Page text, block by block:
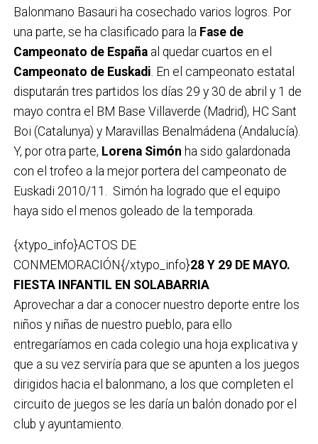
Balonmano Basauri ha cosechado varios logros. Por
una parte, se ha clasificado para la Fase de
Campeonato de Españaal quedar cuartos en el
Campeonato de Euskadi . En el campeonato estatal
disputarán tres partidos los días 29 y 30 de abril y 1 de
mayo contra el BM Base Villaverde (Madrid), HC Sant
Boi (Catalunya) y Maravillas Benalmádena (Andalucía).
Y, por otra parte, Lorena Simón ha sido galardonada
con el trofeo a la mejor portera del campeonato de
Euskadi 2010/11. Simón ha logrado que el equipo
haya sido el menos goleado de la temporada.
{xtypo_info}ACTOS DE
CONMEMORACIÓN{/xtypo_info}28 Y 29 DE MAYO.
FIESTA INFANTIL EN SOLABARRIA
Aprovechar a dar a conocer nuestro deporte entre los
niños y niñas de nuestro pueblo, para ello
entregaríamos en cada colegio una hoja explicativa y
que a su vez serviría para que se apunten a los juegos
dirigidos hacia el balonmano, a los que completen el
circuito de juegos se les daría un balón donado por el
club y ayuntamiento.